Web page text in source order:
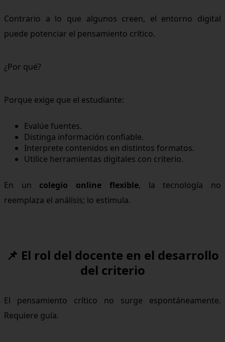
Contrario a lo que algunos creen, el entorno digital
puede potenciar el pensamiento crítico.
¿Por qué?
Porque exige que el estudiante:
Evalúe fuentes.
Distinga información confiable.
Interprete contenidos en distintos formatos.
Utilice herramientas digitales con criterio.
En un colegio online flexible, la tecnología no
reemplaza el análisis; lo estimula.
📌 El rol del docente en el desarrollo
del criterio
El pensamiento crítico no surge espontáneamente.
Requiere guía.